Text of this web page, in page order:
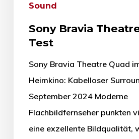
Sound
Sony Bravia
Test
Sony Bravia Theatre Quad
Heimkino: Kabelloser
September 2024 Moderne
Flachbildfernseher punkten
eine exzellente Bildqualität,